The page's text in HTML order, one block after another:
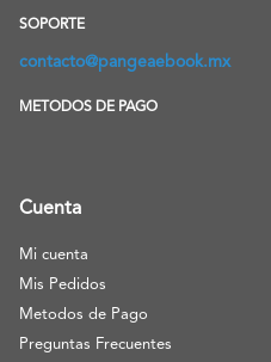
SOPORTE
contacto@pangeaebook.mx
METODOS DE PAGO
Cuenta
Mi cuenta
Mis Pedidos
Metodos de Pago
Preguntas Frecuentes